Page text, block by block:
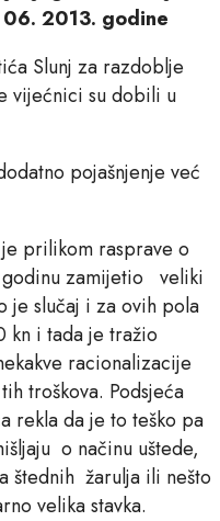
2013. godine
Slunj za razdoblje
vijećnici su dobili u
pojašnjenje već
prilikom rasprave o
godinu zamijetio veliki
je slučaj i za ovih pola
kn i tada je tražio
racionalizacije
troškova. Podsjeća
rekla da je to teško pa
o načinu uštede,
štednih žarulja ili nešto
velika stavka.